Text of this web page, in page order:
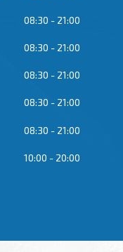
08:30 21:00
08:30 21:00
08:30 21:00
08:30 21:00
08:30 21:00
10:00 20:00